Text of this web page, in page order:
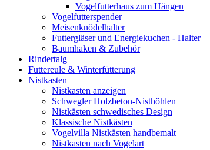
Vogelfutterhaus zum Hängen
Vogelfutterspender
Meisenknödelhalter
Futtergläser und Energiekuchen - Halter
Baumhaken & Zubehör
Rindertalg
Futtereule & Winterfütterung
Nistkasten
Nistkasten anzeigen
Schwegler Holzbeton-Nisthöhlen
Nistkästen schwedisches Design
Klassische Nistkästen
Vogelvilla Nistkästen handbemalt
Nistkasten nach Vogelart